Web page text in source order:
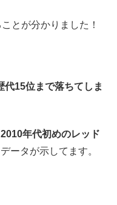
とが分かりました！
代15位まで落ちてしま
年代初めのレッド
ータが示してます。